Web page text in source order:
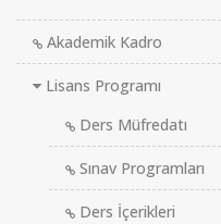
Akademik Kadro
Lisans Programı
Ders Müfredatı
Sınav Programları
Ders İçerikleri